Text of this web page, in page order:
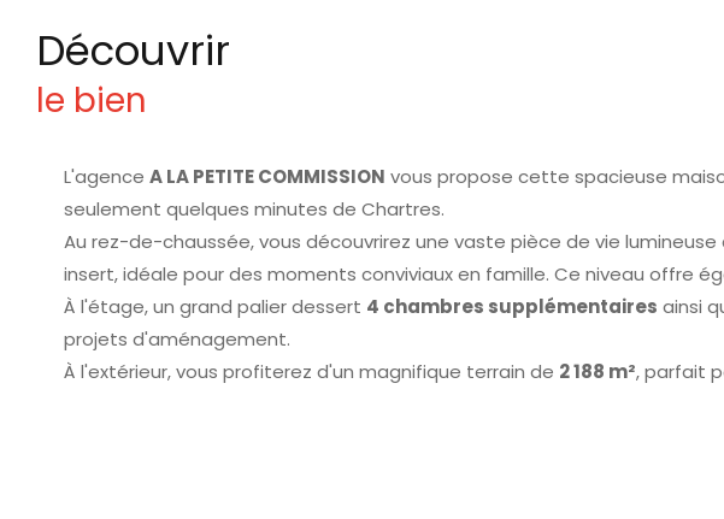
découvrir
le bien
L'agence A LA PETITE COMMISSION vous propose cette spacieuse
seulement quelques minutes de Chartres.
Au rez-de-chaussée, vous découvrirez une vaste pièce de vie
insert, idéale pour des moments conviviaux en famille. Ce niveau offre
À l'étage, un grand palier dessert 4 chambres supplémentaires ainsi
projets d'aménagement.
À l'extérieur, vous profiterez d'un magnifique terrain de 2 188 m², parfait